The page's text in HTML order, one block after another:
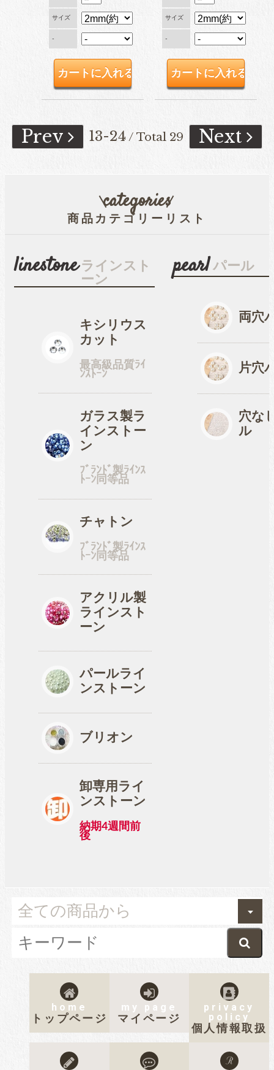
サイズ
-
サイズ
-
Prev 13-24 / Total 29 Next
categories
商品カテゴリーリスト
linestone ラインスト
ーン
キシリウス
カット
最高級品質ﾗｲ
ﾝｽﾄｰﾝ
ガラス製ラ
インストー
ン
ﾌﾞﾗﾝﾄﾞ製ﾗｲﾝｽ
ﾄｰﾝ同等品
チャトン
ﾌﾞﾗﾝﾄﾞ製ﾗｲﾝｽ
ﾄｰﾝ同等品
アクリル製
ラインスト
ーン
パールライ
ンストーン
ブリオン
卸専用ライ
ンストーン
納期4週間前
後
pearl パール
両穴
片穴
穴な
ル
home
トップページ
my page
マイページ
privacy
policy
個人情報取扱